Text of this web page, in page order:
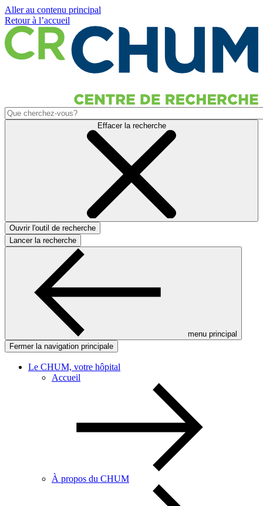
Aller au contenu principal
Retour à l’accueil
Effacer la recherche
Ouvrir l'outil de recherche
Lancer la recherche
menu principal
Fermer la navigation principale
Le CHUM, votre hôpital
Accueil
À propos du CHUM